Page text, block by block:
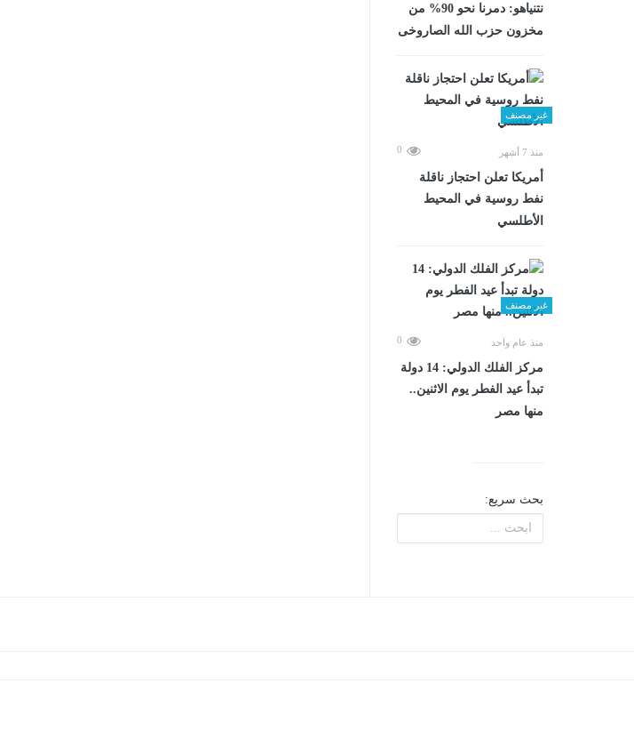
نتنياهو: دمرنا نحو 90% من
مخزون حزب الله الصاروخى
غير مصنف
منذ 7 أشهر 0
أمريكا تعلن احتجاز ناقلة
نفط روسية في المحيط
الأطلسي
غير مصنف
منذ عام واحد 0
مركز الفلك الدولي: 14 دولة
تبدأ عيد الفطر يوم الاثنين..
منها مصر
بحث سريع: